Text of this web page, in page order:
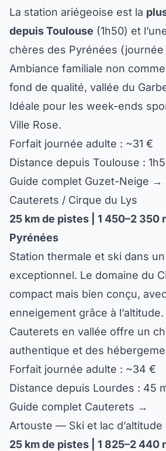
La station ariégeoise est la
depuis Toulouse (1h50) et
chères des Pyrénées (journée
Ambiance familiale non
fond de qualité, vallée du
Idéale pour les week-ends
Ville Rose.
Forfait journée adulte : ~31 €
Distance depuis Toulouse :
Guide complet Guzet-Neige →
Cauterets / Cirque du Lys
25 km de pistes | 1 450–2 350
Pyrénées
Station thermale et ski dans
exceptionnel. Le domaine du
compact mais bien conçu,
enneigement grâce à
Cauterets en vallée offre un
authentique et des
Forfait journée adulte : ~34 €
Distance depuis Lourdes : 45
Guide complet Cauterets →
Artouste — Ski et lac d’altitude
25 km de pistes | 1 825–2 440